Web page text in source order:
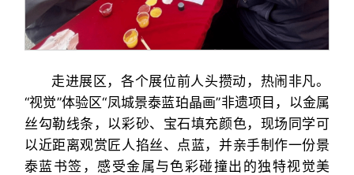
走进展区，各个展位前人头攒动，热闹非凡。
“视觉”体验区“凤城景泰蓝珀晶画”非遗项目，以金属
丝勾勒线条，以彩砂、宝石填充颜色，现场同学可
以近距离观赏匠人掐丝、点蓝，并亲手制作一份景
泰蓝书签，感受金属与色彩碰撞出的独特视觉美